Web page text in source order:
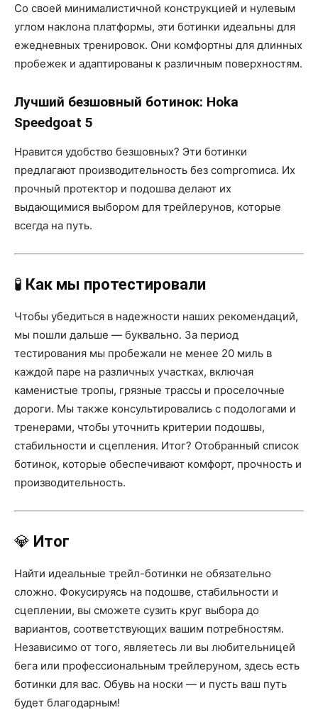
Со своей минималистичной конструкцией и нулевым
углом наклона платформы, эти ботинки идеальны для
ежедневных тренировок. Они комфортны для длинных
пробежек и адаптированы к различным поверхностям.
Лучший безшовный ботинок: Hoka
Speedgoat 5
Нравится удобство безшовных? Эти ботинки
предлагают производительность без compromиса. Их
прочный протектор и подошва делают их
выдающимися выбором для трейлерунов, которые
всегда на путь.
🧪 Как мы протестировали
Чтобы убедиться в надежности наших рекомендаций,
мы пошли дальше — буквально. За период
тестирования мы пробежали не менее 20 миль в
каждой паре на различных участках, включая
каменистые тропы, грязные трассы и проселочные
дороги. Мы также консультировались с подологами и
тренерами, чтобы уточнить критерии подошвы,
стабильности и сцепления. Итог? Отобранный список
ботинок, которые обеспечивают комфорт, прочность и
производительность.
💎 Итог
Найти идеальные трейл-ботинки не обязательно
сложно. Фокусируясь на подошве, стабильности и
сцеплении, вы сможете сузить круг выбора до
вариантов, соответствующих вашим потребностям.
Независимо от того, являетесь ли вы любительницей
бега или профессиональным трейлеруном, здесь есть
ботинки для вас. Обувь на носки — и пусть ваш путь
будет благодарным!